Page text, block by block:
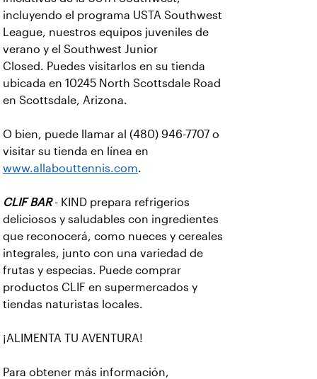
incluyendo el programa USTA Southwest
League, nuestros equipos juveniles de
verano y el Southwest Junior
Closed. Puedes visitarlos en su tienda
ubicada en 10245 North Scottsdale Road
en Scottsdale, Arizona.
O bien, puede llamar al (480) 946-7707 o
visitar su tienda en línea en
www.allabouttennis.com.
CLIF BAR- KIND prepara refrigerios
deliciosos y saludables con ingredientes
que reconocerá, como nueces y cereales
integrales, junto con una variedad de
frutas y especias. Puede comprar
productos CLIF en supermercados y
tiendas naturistas locales.
¡ALIMENTA TU AVENTURA!
Para obtener más información,